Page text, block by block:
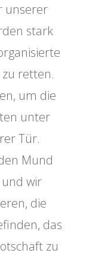
unserer
stark
retten.
um die
unter
Tür.
Mund
und wir
die
das
zu